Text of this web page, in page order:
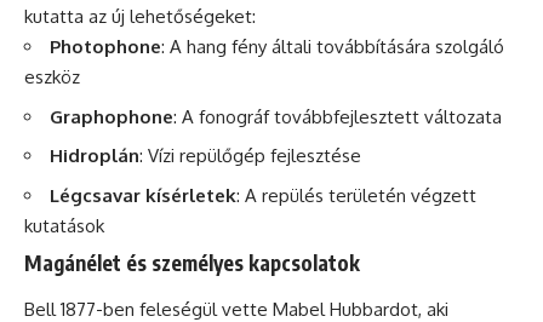
kutatta az új lehetőségeket:
Photophone: A hang fény általi továbbítására szolgáló
eszköz
Graphophone: A fonográf továbbfejlesztett változata
Hidroplán: Vízi repülőgép fejlesztése
Légcsavar kísérletek: A repülés területén végzett
kutatások
Magánélet és személyes kapcsolatok
Bell 1877-ben feleségül vette Mabel Hubbardot, aki